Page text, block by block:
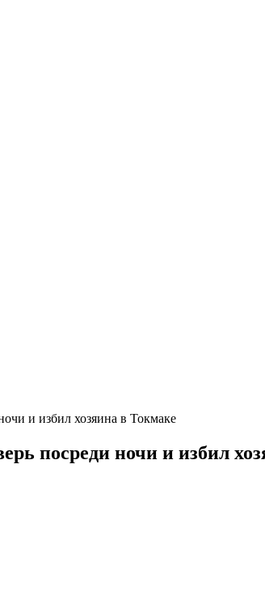
и избил хозяина в Токмаке
посреди ночи и избил